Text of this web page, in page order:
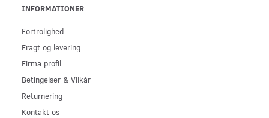
INFORMATIONER
Fortrolighed
Fragt og levering
Firma profil
Betingelser & Vilkår
Returnering
Kontakt os